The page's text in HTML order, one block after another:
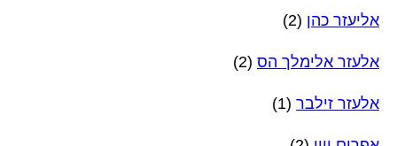
אליעזר כהן (2)
אלעזר אלימלך הס (2)
אלעזר זילבר (1)